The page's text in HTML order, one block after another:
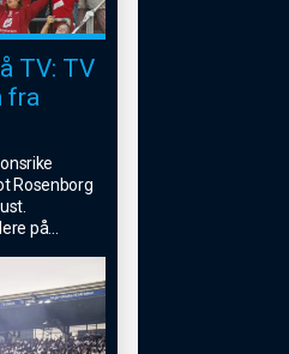
TV: TV
fra
Rosenborg
på